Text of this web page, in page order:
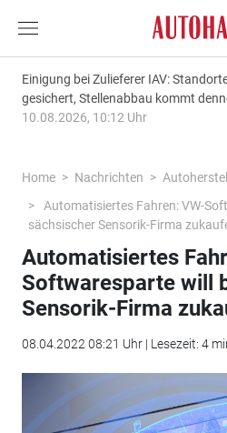
Einigung bei Zulieferer IAV:
gesichert, Stellenabbau kommt
10.08.2026, 10:12 Uhr
Home Nachrichten
Automatisiertes Fahren: VW-
sächsischer Sensorik-Firma
Automatisiertes
Softwaresparte will
Sensorik-Firma
08.04.2022 08:21 Uhr | Lesezeit: 4